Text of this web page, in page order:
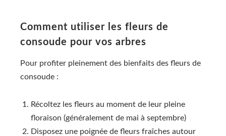
Comment utiliser les fleurs de
consoude pour vos arbres
Pour profiter pleinement des bienfaits des fleurs de
consoude :
Récoltez les fleurs au moment de leur pleine
floraison (généralement de mai à septembre)
Disposez une poignée de fleurs fraîches autour